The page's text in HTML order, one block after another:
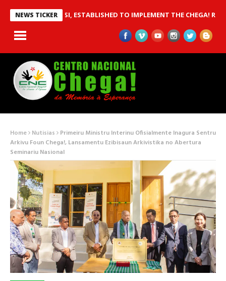
NEWS TICKER
MSSI, ESTABLISHED TO IMPLEMENT THE CHEGA!
Home Nutisias Primeiru Ministru Interinu Ofisialmente Inagura Sentru
Arkivu Foun Chega!, Lansamentu Ezibisaun Arkivistika no Abertura
Seminariu Nasional